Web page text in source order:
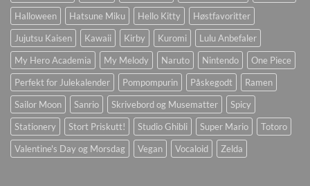
Halloween
Hatsune Miku Hello Kitty
Høstfavoritter
Jujutsu Kaisen
Kawaii Kirby Kuromi
Lulu Anbefaler
My Hero Academia
My Melody Naruto Nintendo
One Piece
Perfekt for Julekalender
Pompompurin Påskegodt
Ramen
Sailor Moon
Sanrio Skrivebord og Musematter
Spicy
Stationery
Stort Priskutt! Studio Ghibli Super Mario
Totoro
Valentine's Day og Morsdag
Vegan Vocaloid Zelda